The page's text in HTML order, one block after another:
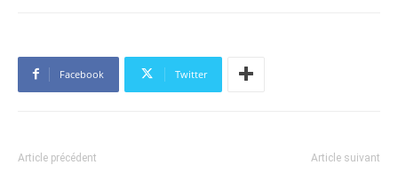
Facebook Twitter
Article précédent Article suivant